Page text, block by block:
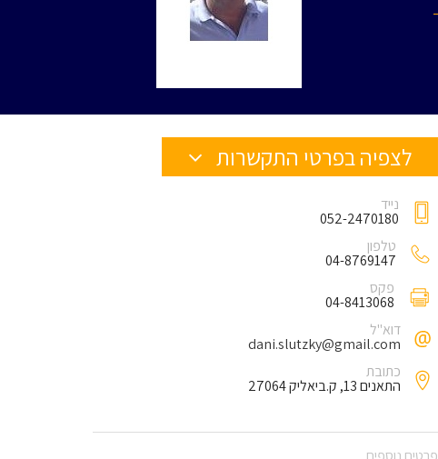
לצפיה בפרטי התקשרות
נייד
052-2470180
טלפון
04-8769147
פקס
04-8413068
דוא"ל
dani.slutzky@gmail.com
כתובת
התאנים 13, ק.ביאליק 27064